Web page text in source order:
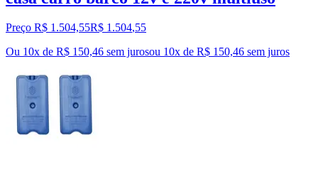
Preço R$ 1.504,55R$ 1.504,55
Ou 10x de R$ 150,46 sem jurosou 10x de R$ 150,46 sem juros